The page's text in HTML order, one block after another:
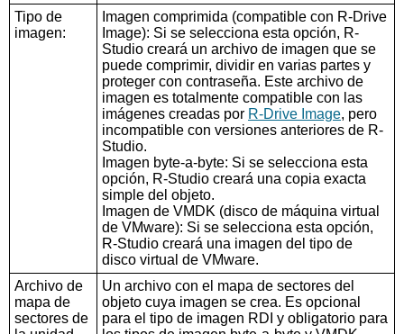
Tipo de
imagen:
Imagen comprimida (compatible con R-Drive
Image): Si se selecciona esta opción, R-
Studio creará un archivo de imagen que se
puede comprimir, dividir en varias partes y
proteger con contraseña. Este archivo de
imagen es totalmente compatible con las
imágenes creadas por R-Drive Image, pero
incompatible con versiones anteriores de R-
Studio.
Imagen byte-a-byte: Si se selecciona esta
opción, R-Studio creará una copia exacta
simple del objeto.
Imagen de VMDK (disco de máquina virtual
de VMware): Si se selecciona esta opción,
R-Studio creará una imagen del tipo de
disco virtual de VMware.
Archivo de
mapa de
sectores de
Un archivo con el mapa de sectores del
objeto cuya imagen se crea. Es opcional
para el tipo de imagen RDI y obligatorio para